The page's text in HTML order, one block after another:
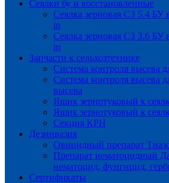
Сеялки бу и восстановленные
Сеялка зерновая СЗ 5.4 БУ
in
Сеялка зерновая СЗ 3.6 БУ
in
Запчасти к сельхозтехнике
Система контроля высева
Система контроля высева
высева
Ящик зернотуковый к
Ящик зернотуковый к
Секция КРН
Дезинвазия
Овицидный препарат
Препарат нематоцидный
нематоцид, фунгицид,
Сертификаты